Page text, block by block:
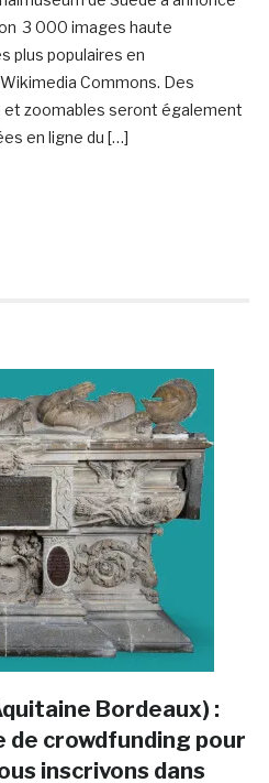
3 000 images haute
plus populaires en
Commons. Des
et zoomables seront également
en ligne du […]
Bordeaux) :
de crowdfunding pour
inscrivons dans